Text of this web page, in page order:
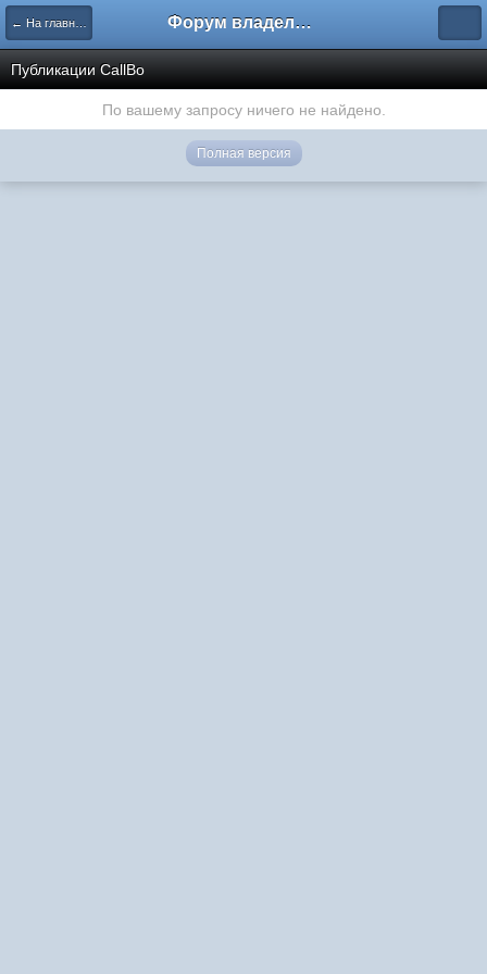
← На главную Форум владельцев интернет-магазинов
Публикации CallBo
По вашему запросу ничего не найдено.
Полная версия